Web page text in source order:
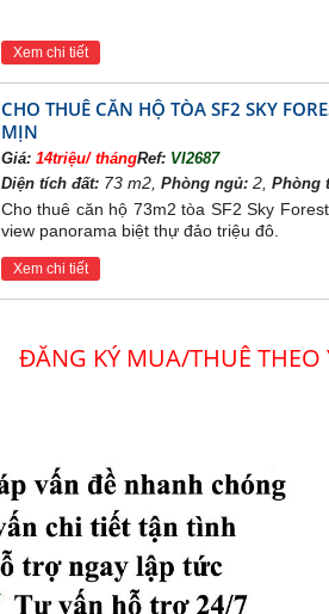
Xem chi tiết
CHO THUÊ CĂN HỘ TÒA SF2 SKY
MỊN
Giá: 14triệu/ thángRef: VI2687
Diện tích đất:73 m2, Phòng ngủ:2, Phòng
Cho thuê căn hộ 73m2 tòa SF2 Sky
view panorama biệt thự đảo triệu đô.
Xem chi tiết
ĐĂNG KÝ MUA/THUÊ THEO